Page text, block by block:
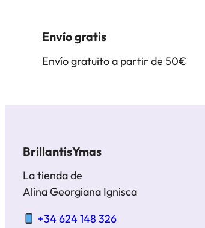
Envío gratis
Envío gratuito a partir de 50€
BrillantisYmas
La tienda de
Alina Georgiana Ignisca
+34 624 148 326